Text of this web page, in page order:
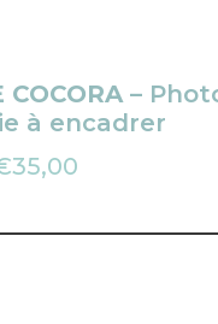
COCORA–
à encadrer
35,00